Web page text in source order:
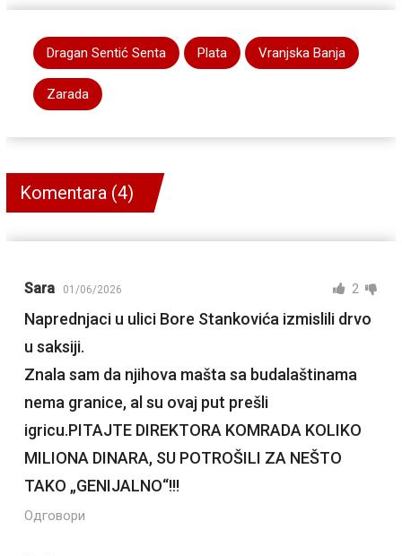
Dragan Sentić Senta Plata Vranjska Banja
Zarada
Komentara (4)
Sara 01/06/2026 2
Naprednjaci u ulici Bore Stankovića izmislili drvo
u saksiji.
Znala sam da njihova mašta sa budalaštinama
nema granice, al su ovaj put prešli
igricu.PITAJTE DIREKTORA KOMRADA KOLIKO
MILIONA DINARA, SU POTROŠILI ZA NEŠTO
TAKO „GENIJALNO“!!!
Одговори